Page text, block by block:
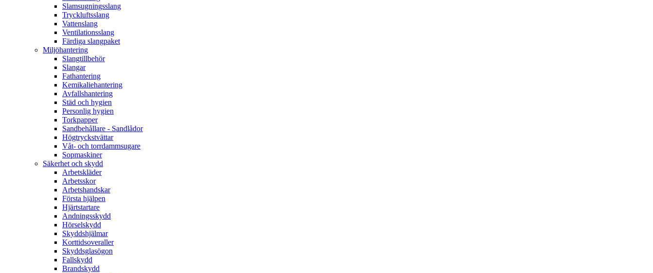
Slamsugningsslang
Tryckluftsslang
Vattenslang
Ventilationsslang
Färdiga slangpaket
Miljöhantering
Slangtillbehör
Slangar
Fathantering
Kemikaliehantering
Avfallshantering
Städ och hygien
Personlig hygien
Torkpapper
Sandbehållare - Sandlådor
Högtryckstvättar
Våt- och torrdammsugare
Sopmaskiner
Säkerhet och skydd
Arbetskläder
Arbetsskor
Arbetshandskar
Första hjälpen
Hjärtstartare
Andningsskydd
Hörselskydd
Skyddshjälmar
Korttidsoveraller
Skyddsglasögon
Fallskydd
Brandskydd